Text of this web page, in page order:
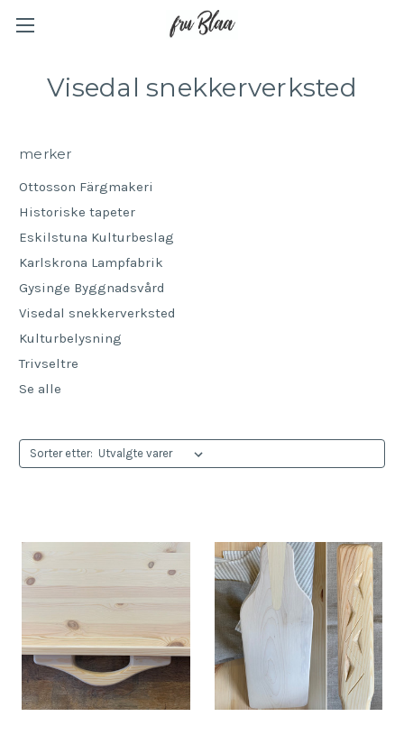
Visedal snekkerverksted
merker
Ottosson Färgmakeri
Historiske tapeter
Eskilstuna Kulturbeslag
Karlskrona Lampfabrik
Gysinge Byggnadsvård
Visedal snekkerverksted
Kulturbelysning
Trivseltre
Se alle
Sorter etter: